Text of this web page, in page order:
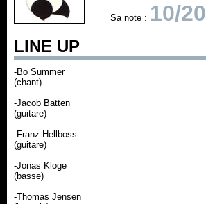
Sa note : 10/20
LINE UP
-Bo Summer
(chant)
-Jacob Batten
(guitare)
-Franz Hellboss
(guitare)
-Jonas Kloge
(basse)
-Thomas Jensen